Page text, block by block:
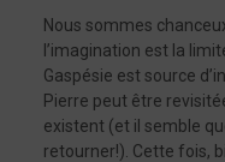
Nous sommes
l’imagination est la
Gaspésie est source
Pierre peut être
existent (et il semble
retourner!). Cette fois,